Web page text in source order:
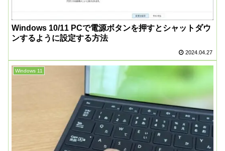
Windows 10/11 PCで電源ボタンを押すとシャットダウ
ンするように設定する方法
2024.04.27
Windows 11